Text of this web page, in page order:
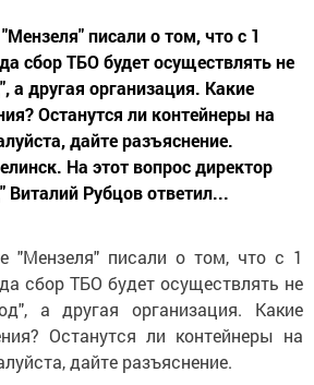
писали о том, что с 1
сбор ТБО будет осуществлять не
а другая организация. Какие
Останутся ли контейнеры на
дайте разъяснение.
На этот вопрос директор
Рубцов ответил...
"Мензеля" писали о том, что с 1
сбор ТБО будет осуществлять не
а другая организация. Какие
Останутся ли контейнеры на
дайте разъяснение.